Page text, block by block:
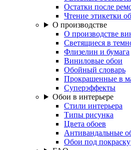
Остатки после
Чтение этикетки
О производстве
О производстве
Светящиеся в
Флизелин и бумага
Виниловые обои
Обойный словарь
Прокрашенные в
Суперэффекты
Обои в интерьере
Стили интерьера
Типы рисунка
Цвета обоев
Антивандальные
Обои под покраску